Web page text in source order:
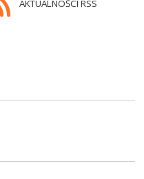
AKTUALNOŚCI RSS